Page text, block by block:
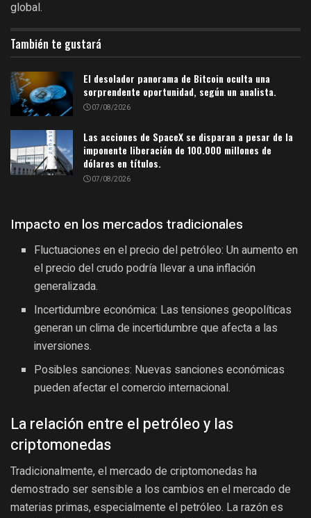
global.
También te gustará
El desolador panorama de Bitcoin oculta una
sorprendente oportunidad, según un analista.
07/08/2026
Las acciones de SpaceX se disparan a pesar de la
imponente liberación de 100.000 millones de
dólares en títulos.
07/08/2026
Impacto en los mercados tradicionales
Fluctuaciones en el precio del petróleo: Un aumento en
el precio del crudo podría llevar a una inflación
generalizada.
Incertidumbre económica: Las tensiones geopolíticas
generan un clima de incertidumbre que afecta a las
inversiones.
Posibles sanciones: Nuevas sanciones económicas
pueden afectar el comercio internacional.
La relación entre el petróleo y las
criptomonedas
Tradicionalmente, el mercado de criptomonedas ha
demostrado ser sensible a los cambios en el mercado de
materias primas, especialmente el petróleo. La razón es